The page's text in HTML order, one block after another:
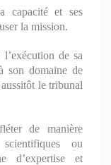
capacité et ses
la mission.
de sa
son domaine de
le tribunal
de manière
ou
d’expertise et